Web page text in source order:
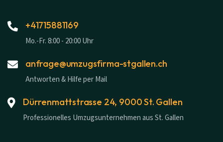
+41715881169
Mo.-Fr. 8:00 - 20:00 Uhr
anfrage@umzugsfirma-stgallen.ch
Antworten & Hilfe per Mail
Dürrenmattstrasse 24, 9000 St. Gallen
Professionelles Umzugsunternehmen aus St. Gallen